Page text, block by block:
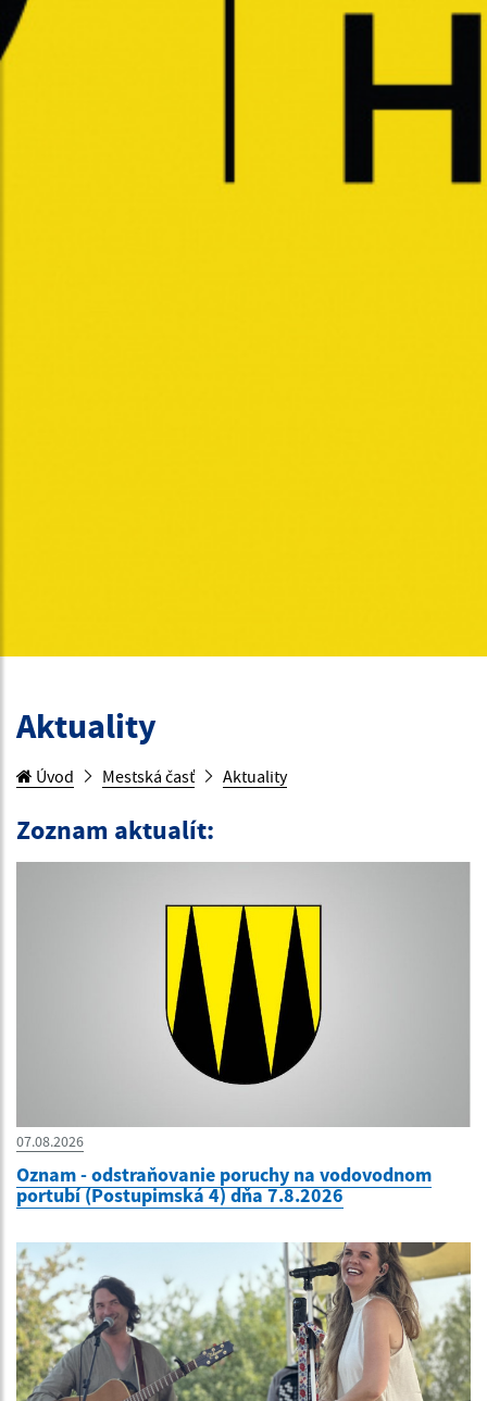
Aktuality
Úvod Mestská časť Aktuality
Zoznam aktualít:
07.08.2026
Oznam - odstraňovanie poruchy na vodovodnom
portubí (Postupimská 4) dňa 7.8.2026